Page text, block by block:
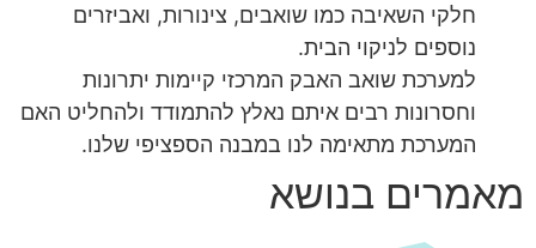
חלקי השאיבה כמו שואבים, צינורות, ואביזרים
נוספים לניקוי הבית.
למערכת שואב האבק המרכזי קיימות יתרונות
וחסרונות רבים איתם נאלץ להתמודד ולהחליט האם
המערכת מתאימה לנו במבנה הספציפי שלנו.
מאמרים בנושא